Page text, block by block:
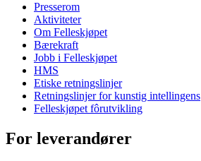
Presserom
Aktiviteter
Om Felleskjøpet
Bærekraft
Jobb i Felleskjøpet
HMS
Etiske retningslinjer
Retningslinjer for kunstig intellingens
Felleskjøpet fôrutvikling
For leverandører